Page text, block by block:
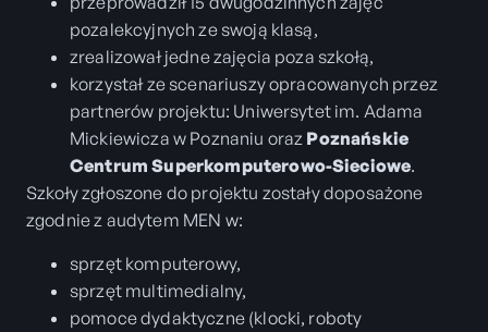
pozalekcyjnych ze swoją klasą,
zrealizował jedne zajęcia poza szkołą,
korzystał ze scenariuszy opracowanych przez
partnerów projektu: Uniwersytet im. Adama
Mickiewicza w Poznaniu oraz Poznańskie
Centrum Superkomputerowo-Sieciowe.
Szkoły zgłoszone do projektu zostały doposażone
zgodnie z audytem MEN w:
sprzęt komputerowy,
sprzęt multimedialny,
pomoce dydaktyczne (klocki, roboty